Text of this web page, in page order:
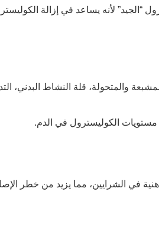
“الجيد” لأنه يساعد في إزالة
والمتحولة، قلة النشاط البدني،
الكوليسترول في الدم.
في الشرايين، مما يزيد من خطر